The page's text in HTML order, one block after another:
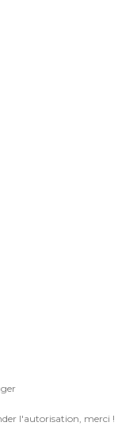
l'autorisation, merci !